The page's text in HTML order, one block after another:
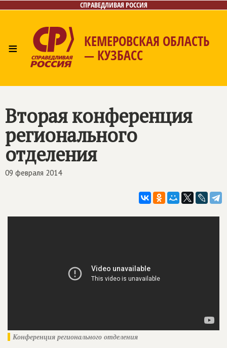
СПРАВЕДЛИВАЯ РОССИЯ
≡ КЕМЕРОВСКАЯ ОБЛАСТЬ
— КУЗБАСС
Фото/Видео
Вторая конференция
регионального
отделения
09 февраля 2014
Конференция регионального отделения